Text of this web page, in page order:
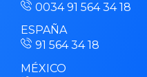
0034 91 564 34 18
ESPAÑA
91 564 34 18
MÉXICO